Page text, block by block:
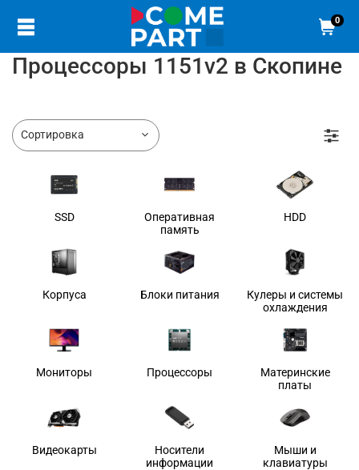
0
Процессоры 1151v2 в Скопине
SSD
Оперативная
память
HDD
Корпуса Блоки питания
Кулеры и системы
охлаждения
Мониторы Процессоры
Материнские
платы
Видеокарты
Носители
информации
Мыши и
клавиатуры